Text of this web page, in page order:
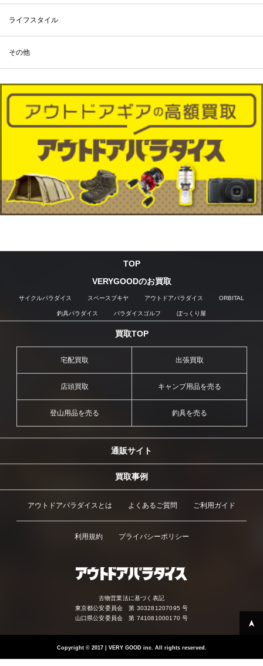
ライフスタイル
その他
TOP
VERYGOODのお買取
サイクルパラダイス スペースブキヤ アウトドアパラダイス ORBITAL
釣具パラダイス パラダイスゴルフ ぼっくり屋
買取TOP
宅配買取 出張買取
店頭買取 キャンプ用品を売る
登山用品を売る 釣具を売る
通販サイト
買取事例
アウトドアパラダイスとは よくあるご質問 ご利用ガイド
利用規約 プライバシーポリシー
古物営業法に基づく表記
東京都公安委員会 第 303281207095 号
山口県公安委員会 第 741081000170 号
Copyright ©2017 | VERY GOOD inc. All rights reserved.